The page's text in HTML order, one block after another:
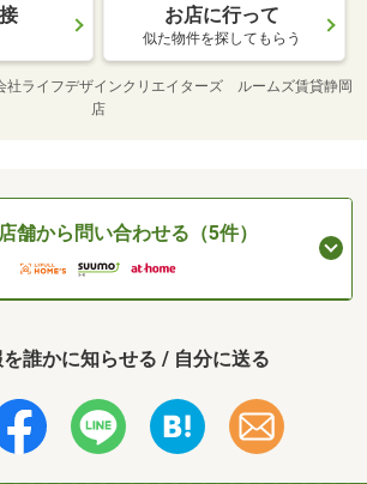
お店に行って
似た物件を探してもらう
社ライフデザインクリエイターズ ルームズ賃貸静岡
店
舗から問い合わせる（5件）
を誰かに知らせる / 自分に送る